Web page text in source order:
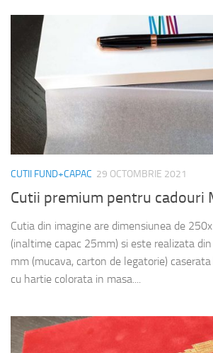
CUTII FUND+CAPAC 29 OCTOMBRIE 2021
Cutii premium pentru cadouri
Cutia din imagine are dimensiunea de
(inaltime capac 25mm) si este realizata
mm (mucava, carton de legatorie)
cu hartie colorata in masa....